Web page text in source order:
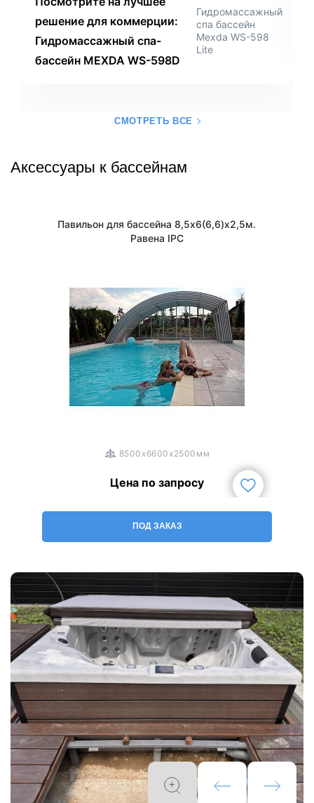
решение для коммерции:
Гидромассажный спа-
бассейн MEXDA WS-598D
Гидромассажный
спа бассейн
Mexda WS-598
Lite
СМОТРЕТЬ ВСЕ
Аксессуары к бассейнам
Павильон для бассейна 8,5х6(6,6)х2,5м.
Равена IPC
8500x6600x2500мм
Цена по запросу
ПОД ЗАКАЗ